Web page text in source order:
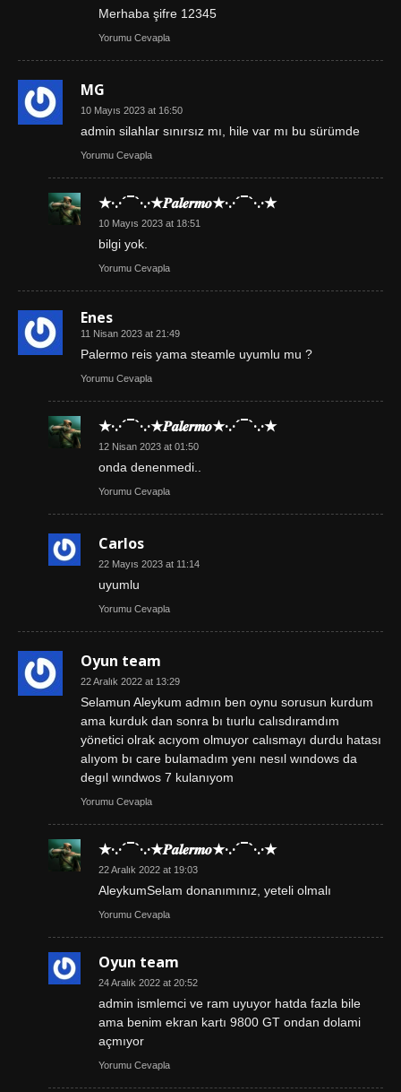
Merhaba şifre 12345
Yorumu Cevapla
MG
10 Mayıs 2023 at 16:50
admin silahlar sınırsız mı, hile var mı bu sürümde
Yorumu Cevapla
★·.·´¯`·.·★𝑷𝒂𝒍𝒆𝒓𝒎𝒐★·.·´¯`·.·★
10 Mayıs 2023 at 18:51
bilgi yok.
Yorumu Cevapla
Enes
11 Nisan 2023 at 21:49
Palermo reis yama steamle uyumlu mu ?
Yorumu Cevapla
★·.·´¯`·.·★𝑷𝒂𝒍𝒆𝒓𝒎𝒐★·.·´¯`·.·★
12 Nisan 2023 at 01:50
onda denenmedi..
Yorumu Cevapla
Carlos
22 Mayıs 2023 at 11:14
uyumlu
Yorumu Cevapla
Oyun team
22 Aralık 2022 at 13:29
Selamun Aleykum admın ben oynu sorusun kurdum
ama kurduk dan sonra bı tıurlu calısdıramdım
yönetici olrak acıyom olmuyor calısmayı durdu hatası
alıyom bı care bulamadım yenı nesıl wındows da
degıl wındwos 7 kulanıyom
Yorumu Cevapla
★·.·´¯`·.·★𝑷𝒂𝒍𝒆𝒓𝒎𝒐★·.·´¯`·.·★
22 Aralık 2022 at 19:03
AleykumSelam donanımınız, yeteli olmalı
Yorumu Cevapla
Oyun team
24 Aralık 2022 at 20:52
admin ismlemci ve ram uyuyor hatda fazla bile
ama benim ekran kartı 9800 GT ondan dolami
açmıyor
Yorumu Cevapla